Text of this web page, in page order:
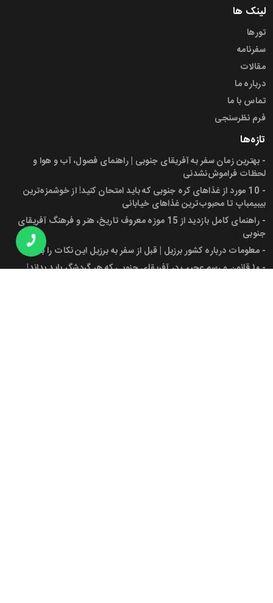
لینک ها
تورها
سفرنامه
مقالات
درباره ما
تماس با ما
فرم نظرسنجی
تازه‌ها
- بهترین زمان سفر به آفریقای جنوبی | راهنمای فصول، آب و هوا و
لحظات فراموش‌نشدنی
-
10 مورد از غذاهای کره جنوبی که باید امتحان کنید! از خوشمزه‌ترین
بیبیمباپ تا محبوب‌ترین غذاهای خیابانی
-
راهنمای کامل بازدید از 15 موزه معروف تاریخ، هنر و فرهنگ آفریقای
جنوبی
- معلومات درباره کشور برزیل | قبل از سفر به برزیل این نکات را بدانید!
-۱۰ قانون و رسم عجیب در آفریقای جنوبی که هر گردشگر باید بداند!